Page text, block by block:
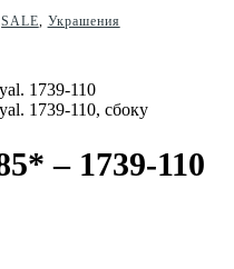
SALE, Украшения
– 1739-110